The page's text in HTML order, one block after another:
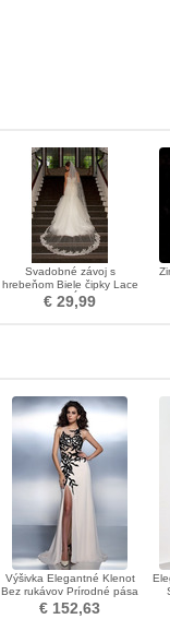
Svadobné závoj s
hrebeňom Biele čipky Lace
Mid-dĺžka
€ 29,99
Výšivka Elegantné Klenot
Bez rukávov Prírodné pása
Večerné šaty
€ 152,63